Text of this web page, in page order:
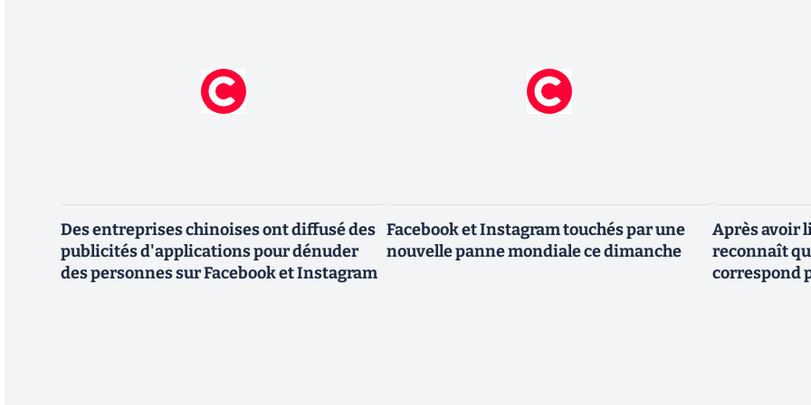
Des entreprises chinoises ont diffusé des
publicités d'applications pour dénuder
des personnes sur Facebook et Instagram
Facebook et Instagram touchés par une
nouvelle panne mondiale ce dimanche
Après avoir
reconnaît
correspond